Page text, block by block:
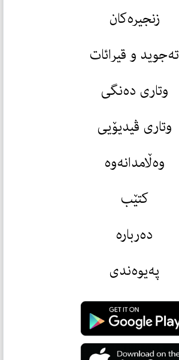
زنجیرەکان
تەجوید و قیرائات
وتاری دەنگی
وتاری ڤیدیۆیی
وەڵامدانەوە
کتێب
دەربارە
پەیوەندی